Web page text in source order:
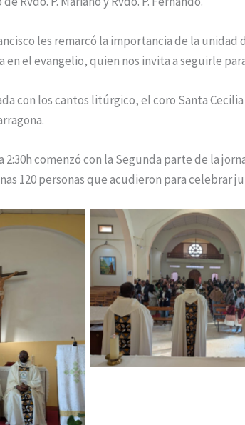
les remarcó la importancia de la
en el evangelio, quien nos invita a seguirle
con los cantos litúrgico, el coro Santa
2:30h comenzó con la Segunda parte de la
120 personas que acudieron para celebrar